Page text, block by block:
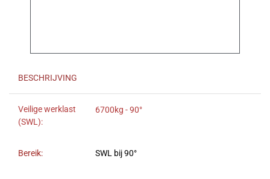
BESCHRIJVING
Veilige werklast
(SWL):
6700kg - 90°
Bereik: SWL bij 90°